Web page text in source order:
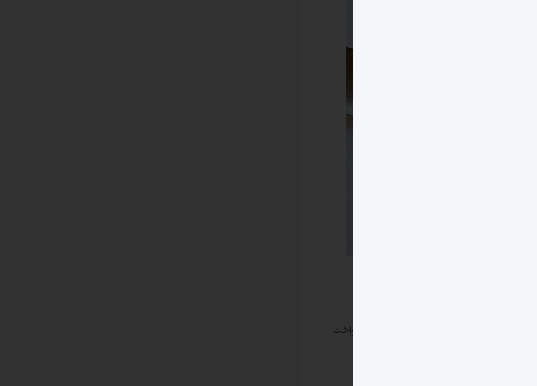
تا سس تمام قسمت های پیاز را به طور یکنواخت
آزاد شود.